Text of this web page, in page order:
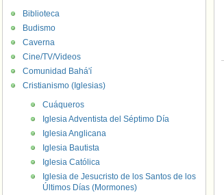
Biblioteca
Budismo
Caverna
Cine/TV/Videos
Comunidad Bahá'í
Cristianismo (Iglesias)
Cuáqueros
Iglesia Adventista del Séptimo Día
Iglesia Anglicana
Iglesia Bautista
Iglesia Católica
Iglesia de Jesucristo de los Santos de los
Últimos Días (Mormones)